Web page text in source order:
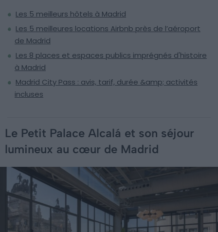
Les 5 meilleurs hôtels à Madrid
Les 5 meilleures locations Airbnb près de l’aéroport
de Madrid
Les 8 places et espaces publics imprégnés d'histoire
à Madrid
Madrid City Pass : avis, tarif, durée &amp; activités
incluses
Le Petit Palace Alcalá et son séjour
lumineux au cœur de Madrid